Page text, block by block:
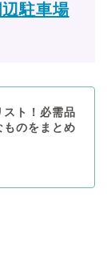
駐車場
スト！必需品
ものをまとめ